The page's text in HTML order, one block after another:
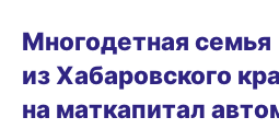
Многодетная семья
из Хабаровского
на маткапитал